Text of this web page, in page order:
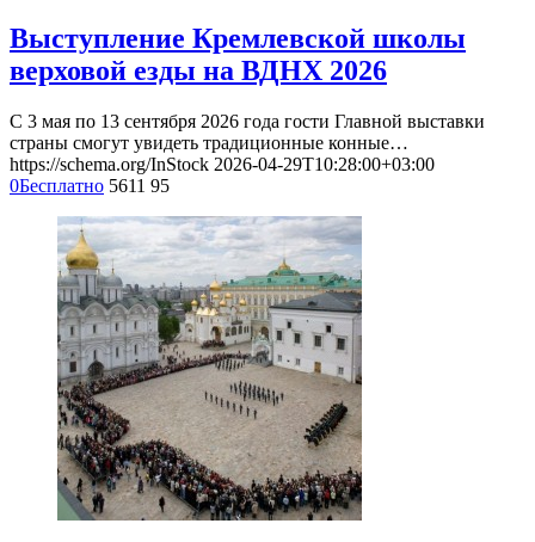
Выступление Кремлевской школы
верховой езды на ВДНХ 2026
С 3 мая по 13 сентября 2026 года гости Главной выставки
страны смогут увидеть традиционные конные…
https://schema.org/InStock 2026-04-29T10:28:00+03:00
0Бесплатно 5611 95